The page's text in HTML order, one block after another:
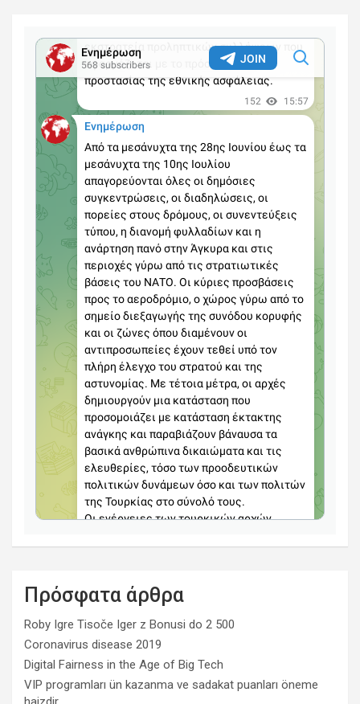
Πρόσφατα άρθρα
Roby Igre Tisoče Iger z Bonusi do 2 500
Coronavirus disease 2019
Digital Fairness in the Age of Big Tech
VIP programları ün kazanma ve sadakat puanları öneme